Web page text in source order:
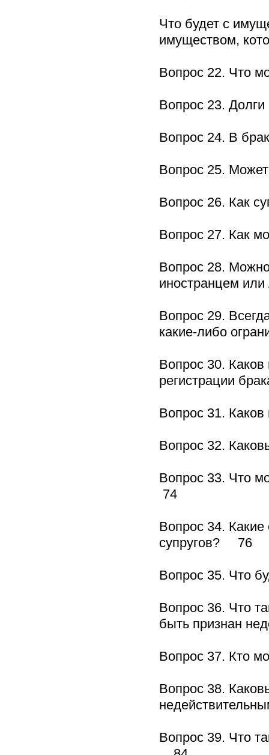
Что будет с
имуществом,
Вопрос 22. Что
Вопрос 23.
Вопрос 24. В
Вопрос 25.
Вопрос 26. Как
Вопрос 27. Как
Вопрос 28.
иностранцем
Вопрос 29.
какие-либо
Вопрос 30. Каков
регистрации
Вопрос 31.
Вопрос 32.
Вопрос 33. Что
74
Вопрос 34.
супругов? 76
Вопрос 35. Что
Вопрос 36. Что
быть признан
Вопрос 37. Кто
Вопрос 38.
Вопрос 39. Что